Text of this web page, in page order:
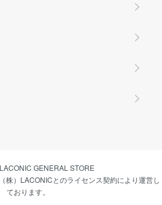
GENERAL STORE
株）LACONICとのライセンス契約により運営し
ております。